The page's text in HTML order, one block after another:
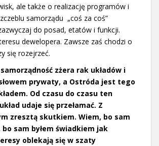
ale także o realizację programów i
samorządu „coś za coś”
do posad, etatów i funkcji.
dewelopera. Zawsze zaś chodzi o
się rozejrzeć.
zżera rak układów i
prywaty, a Ostróda jest tego
Od czasu do czasu ten
udaje się przełamać. Z
zresztą skutkiem. Wiem, bo sam
bo sam byłem świadkiem jak
oblekają się w szaty